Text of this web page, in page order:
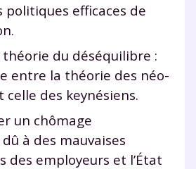
politiques efficaces de
du déséquilibre :
entre la théorie des néo-
celle des keynésiens.
un chômage
à des mauvaises
des employeurs et l’État